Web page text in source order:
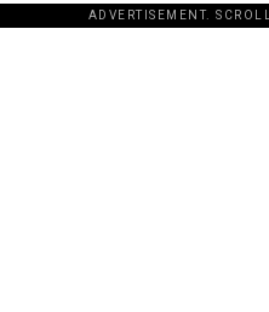
ADVERTISEMENT.